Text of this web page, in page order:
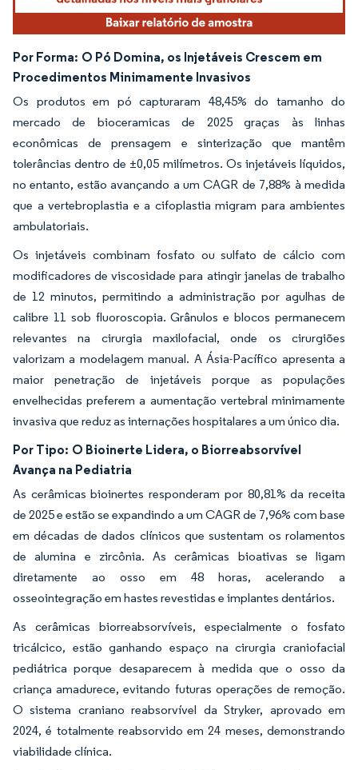
Por Forma: O Pó Domina, os Injetáveis Crescem em
Procedimentos Minimamente Invasivos
Os produtos em pó capturaram 48,45% do tamanho do
mercado de bioceramicas de 2025 graças às linhas
econômicas de prensagem e sinterização que mantêm
tolerâncias dentro de ±0,05 milímetros. Os injetáveis líquidos,
no entanto, estão avançando a um CAGR de 7,88% à medida
que a vertebroplastia e a cifoplastia migram para ambientes
ambulatoriais.
Os injetáveis combinam fosfato ou sulfato de cálcio com
modificadores de viscosidade para atingir janelas de trabalho
de 12 minutos, permitindo a administração por agulhas de
calibre 11 sob fluoroscopia. Grânulos e blocos permanecem
relevantes na cirurgia maxilofacial, onde os cirurgiões
valorizam a modelagem manual. A Ásia-Pacífico apresenta a
maior penetração de injetáveis porque as populações
envelhecidas preferem a aumentação vertebral minimamente
invasiva que reduz as internações hospitalares a um único dia.
Por Tipo: O Bioinerte Lidera, o Biorreabsorvível
Avança na Pediatria
As cerâmicas bioinertes responderam por 80,81% da receita
de 2025 e estão se expandindo a um CAGR de 7,96% com base
em décadas de dados clínicos que sustentam os rolamentos
de alumina e zircônia. As cerâmicas bioativas se ligam
diretamente ao osso em 48 horas, acelerando a
osseointegração em hastes revestidas e implantes dentários.
As cerâmicas biorreabsorvíveis, especialmente o fosfato
tricálcico, estão ganhando espaço na cirurgia craniofacial
pediátrica porque desaparecem à medida que o osso da
criança amadurece, evitando futuras operações de remoção.
O sistema craniano reabsorvível da Stryker, aprovado em
2024, é totalmente reabsorvido em 24 meses, demonstrando
viabilidade clínica.